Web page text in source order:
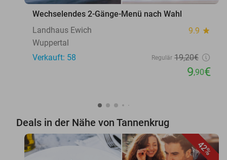
Wechselendes 2-Gänge-Menü nach Wahl
Landhaus Ewich
9.9 star
Wuppertal
Verkauft: 58
Regulär 19,20€
9,90€
Deals in der Nähe von Tannenkrug
42%